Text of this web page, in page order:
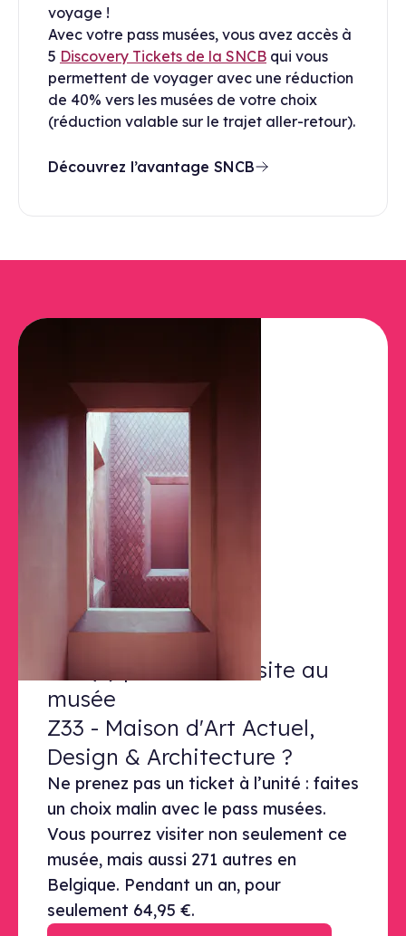
voyage !
Avec votre pass musées, vous avez accès à
5 Discovery Tickets de la SNCB qui vous
permettent de voyager avec une réduction
de 40% vers les musées de votre choix
(réduction valable sur le trajet aller-retour).
Découvrez l’avantage SNCB
© Z33
Prêt(e) pour votre visite au
Prêt(e) pour votre visite au
musée
Z33 - Maison d'Art Actuel,
Design & Architecture ?
Ne prenez pas un ticket à l’unité : faites
un choix malin avec le pass musées.
Vous pourrez visiter non seulement ce
musée, mais aussi 271 autres en
Belgique. Pendant un an, pour
seulement 64,95 €.